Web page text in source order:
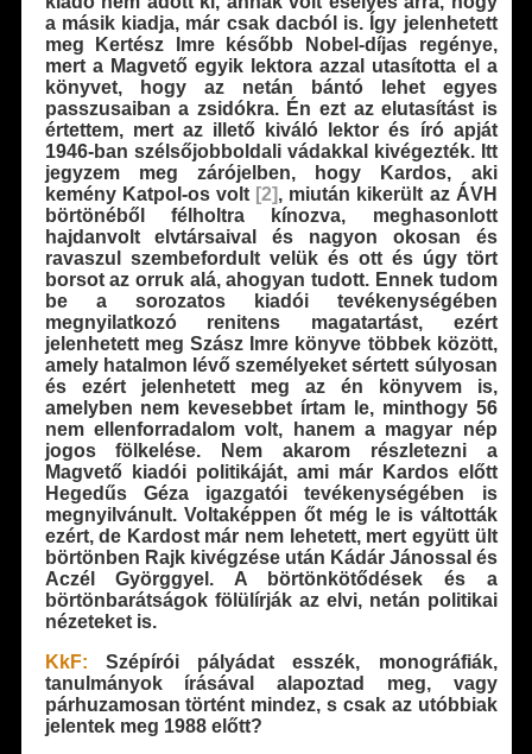
a másik kiadja, már csak dacból is. Így jelenhetett
meg Kertész Imre később Nobel-díjas regénye,
mert a Magvető egyik lektora azzal utasította el a
könyvet, hogy az netán bántó lehet egyes
passzusaiban a zsidókra. Én ezt az elutasítást is
értettem, mert az illető kiváló lektor és író apját
1946-ban szélsőjobboldali vádakkal kivégezték. Itt
jegyzem meg zárójelben, hogy Kardos, aki
kemény Katpol-os volt [2], miután kikerült az ÁVH
börtönéből félholtra kínozva, meghasonlott
hajdanvolt elvtársaival és nagyon okosan és
ravaszul szembefordult velük és ott és úgy tört
borsot az orruk alá, ahogyan tudott. Ennek tudom
be a sorozatos kiadói tevékenységében
megnyilatkozó renitens magatartást, ezért
jelenhetett meg Szász Imre könyve többek között,
amely hatalmon lévő személyeket sértett súlyosan
és ezért jelenhetett meg az én könyvem is,
amelyben nem kevesebbet írtam le, minthogy 56
nem ellenforradalom volt, hanem a magyar nép
jogos fölkelése. Nem akarom részletezni a
Magvető kiadói politikáját, ami már Kardos előtt
Hegedűs Géza igazgatói tevékenységében is
megnyilvánult. Voltaképpen őt még le is váltották
ezért, de Kardost már nem lehetett, mert együtt ült
börtönben Rajk kivégzése után Kádár Jánossal és
Aczél Györggyel. A börtönkötődések és a
börtönbarátságok fölülírják az elvi, netán politikai
nézeteket is.
KkF: Szépírói pályádat esszék, monográfiák,
tanulmányok írásával alapoztad meg, vagy
párhuzamosan történt mindez, s csak az utóbbiak
jelentek meg 1988 előtt?